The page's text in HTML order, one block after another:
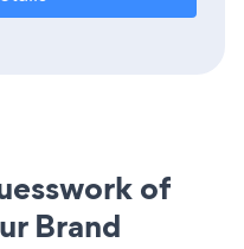
of
Brand